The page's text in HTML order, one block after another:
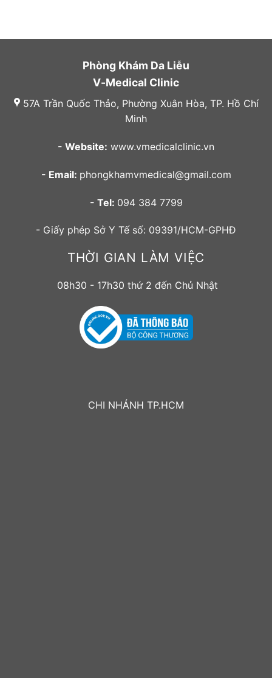
Phòng Khám Da Liễu
V-Medical Clinic
57A Trần Quốc Thảo, Phường Xuân Hòa, TP. Hồ Chí
Minh
- Website: www.vmedicalclinic.vn
- Email: phongkhamvmedical@gmail.com
- Tel: 094 384 7799
- Giấy phép Sở Y Tế số: 09391/HCM-GPHĐ
THỜI GIAN LÀM VIỆC
08h30 - 17h30 thứ 2 đến Chủ Nhật
CHI NHÁNH TP.HCM